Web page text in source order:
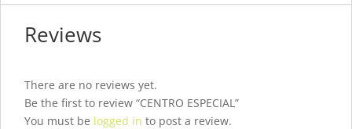
Reviews
There are no reviews yet.
Be the first to review “CENTRO ESPECIAL”
You must be logged in to post a review.